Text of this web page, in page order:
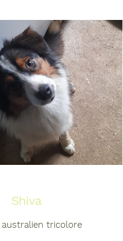
Shiva
australien tricolore